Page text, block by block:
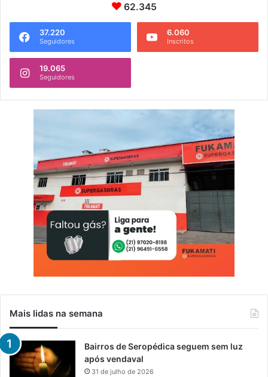
62.345
37.220
Seguidores
6.060
Inscritos
19.065
Seguidores
Mais lidas na semana
Bairros de Seropédica seguem sem luz
após vendaval
31 de julho de 2026